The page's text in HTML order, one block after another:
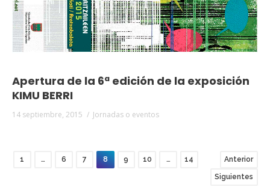
Apertura de la 6ª edición de la exposición
KIMU BERRI
14 septiembre, 2015 Jornadas o eventos
1 … 6 7 8 9 10 … 14 Anterior
Siguientes